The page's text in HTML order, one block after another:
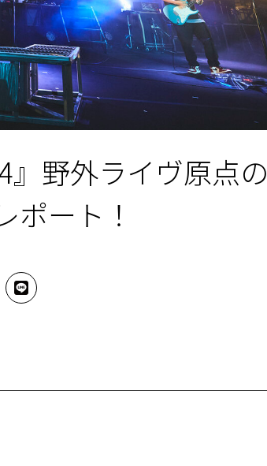
』野外ライヴ原点の
ポート！